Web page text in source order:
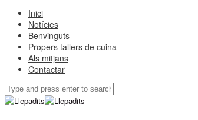
Inici
Notícies
Benvinguts
Propers tallers de cuina
Als mitjans
Contactar